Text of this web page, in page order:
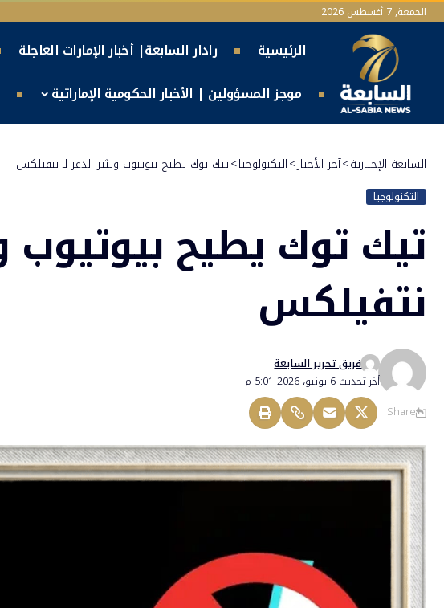
الجمعة, 7 أغسطس 2026
الرئيسية رادار السابعة| أخبار الإمارات العاجلة
موجز المسؤولين | الأخبار الحكومية الإماراتية
السابعة الإخبارية>آخر الأخبار>التكنولوجيا>تيك توك يطيح بيوتيوب ويثير الذعر لـ نتفيلكس
التكنولوجيا
تيك توك يطيح بيوتيوب
نتفيلكس
أخر تحديث 6 يونيو، 2026 5:01 م
فريق تحرير السابعة
Share